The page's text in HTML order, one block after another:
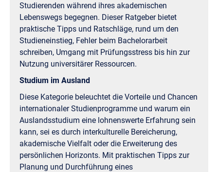
Studierenden während ihres akademischen
Lebenswegs begegnen. Dieser Ratgeber bietet
praktische Tipps und Ratschläge, rund um den
Studieneinstieg, Fehler beim Bachelorarbeit
schreiben, Umgang mit Prüfungsstress bis hin zur
Nutzung universitärer Ressourcen.
Studium im Ausland
Diese Kategorie beleuchtet die Vorteile und Chancen
internationaler Studienprogramme und warum ein
Auslandsstudium eine lohnenswerte Erfahrung sein
kann, sei es durch interkulturelle Bereicherung,
akademische Vielfalt oder die Erweiterung des
persönlichen Horizonts. Mit praktischen Tipps zur
Planung und Durchführung eines